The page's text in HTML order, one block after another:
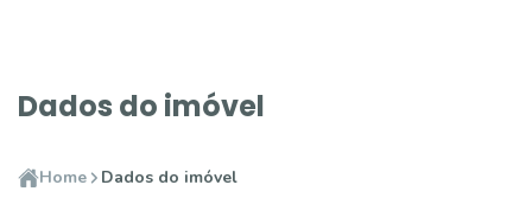
Dados do imóvel
Home Dados do imóvel